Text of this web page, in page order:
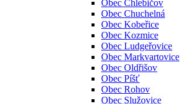
Obec Chlebičov
Obec Chuchelná
Obec Kobeřice
Obec Kozmice
Obec Ludgeřovice
Obec Markvartovice
Obec Oldřišov
Obec Píšť
Obec Rohov
Obec Služovice